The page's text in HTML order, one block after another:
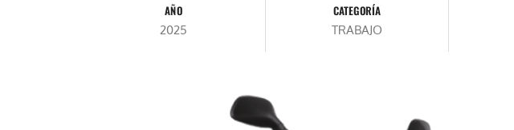
AÑO
2025
CATEGORÍA
TRABAJO